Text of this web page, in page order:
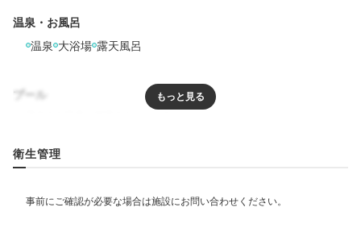
ナチュラルな雰囲気の客室には、谷川に面したテラス
爽やかな空気を感じながら、好きなだけ温泉浴を楽しめ
ますよ。
温泉・お風呂
温泉 大浴場 露天風呂
プール
リラクゼーション
飲食
衛生管理